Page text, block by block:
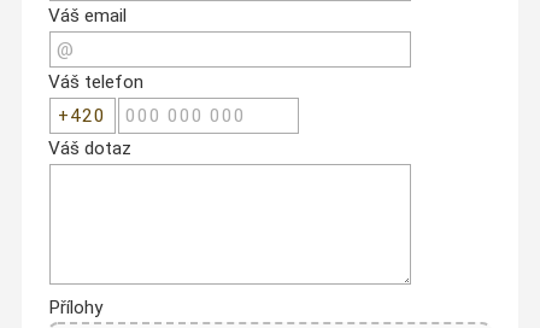
Váš email
Váš telefon
Váš dotaz
Přílohy